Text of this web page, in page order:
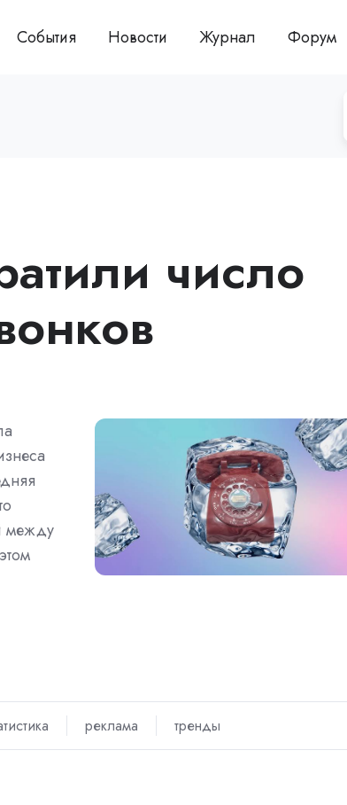
События Новости Журнал Форум
число
между
реклама тренды